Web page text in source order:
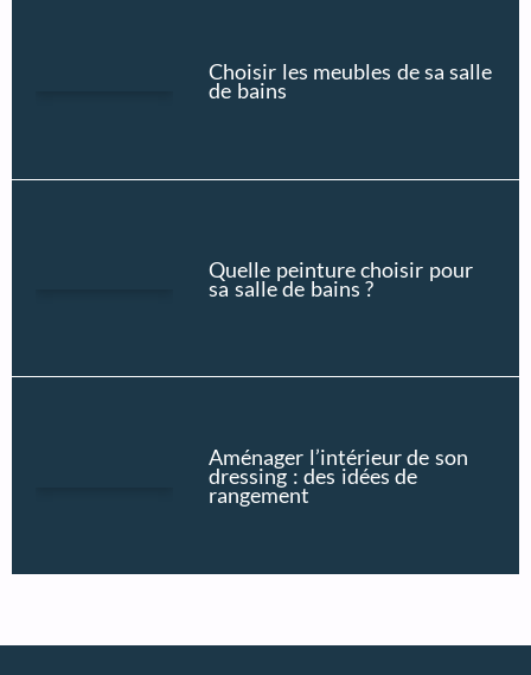
Choisir les meubles de sa salle
de bains
Quelle peinture choisir pour
sa salle de bains ?
Aménager l’intérieur de son
dressing : des idées de
rangement